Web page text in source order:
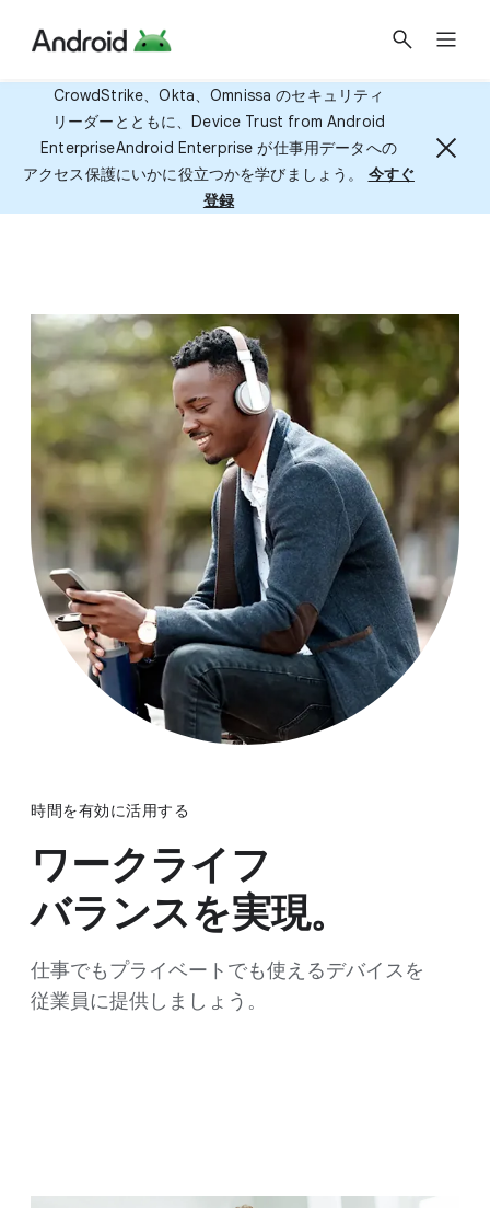
CrowdStrike、​Okta、​Omnissa の​セキュリティ
リーダーとともに、​Device Trust from Android
EnterpriseAndroid Enterprise が​仕事用データへの​
アクセス保護に​いかに​役立つかを​学びましょう。 今すぐ​
登録
時間を​有効に​活用する
ワークライフ
バランスを​実現。
仕事でも​プライベートでも​使える​デバイスを​
従業員に​提供しましょう。